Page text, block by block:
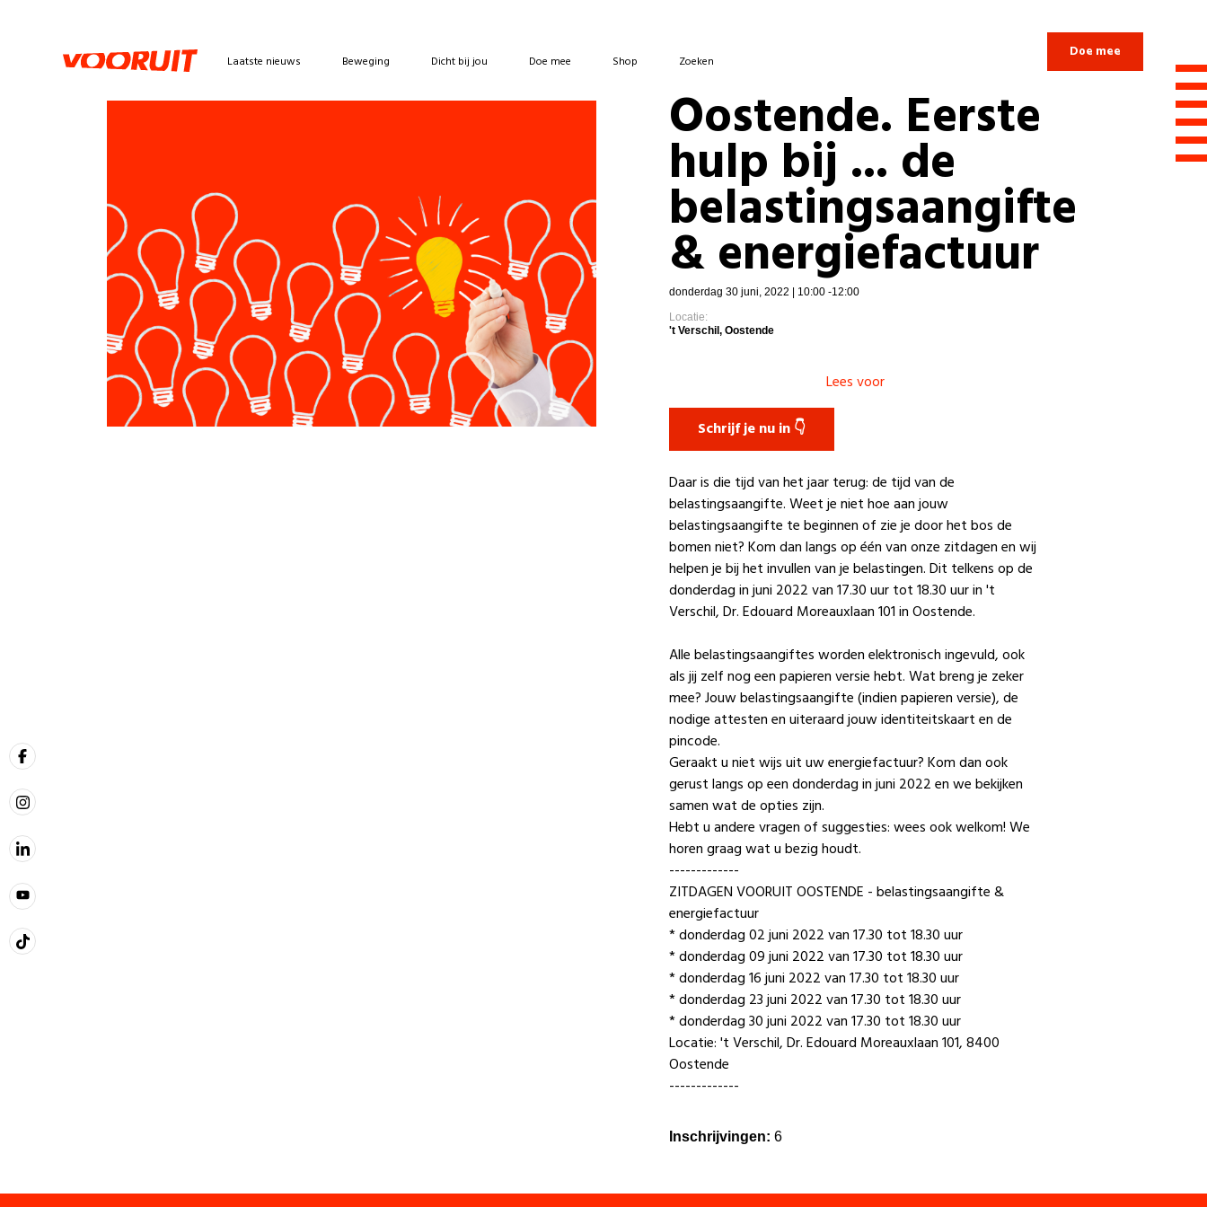
Laatste nieuws Beweging Dicht bij jou Doe mee Shop Zoeken
Doe mee
Oostende. Eerste
hulp bij ... de
belastingsaangifte
& energiefactuur
donderdag 30 juni, 2022 | 10:00 -12:00
Locatie:
't Verschil, Oostende
Lees voor
Schrijf je nu in 👇
Daar is die tijd van het jaar terug: de tijd van de
belastingsaangifte. Weet je niet hoe aan jouw
belastingsaangifte te beginnen of zie je door het bos de
bomen niet? Kom dan langs op één van onze zitdagen en wij
helpen jebij het invullen van je belastingen. Dit telkens op de
donderdag in juni 2022 van 17.30 uur tot 18.30 uur in 't
Verschil, Dr. Edouard Moreauxlaan 101 in Oostende.
Alle belastingsaangiftes worden elektronisch ingevuld, ook
als jij zelf nog een papieren versie hebt. Wat breng je zeker
mee? Jouw belastingsaangifte (indien papieren versie), de
nodige attesten en uiteraard jouw identiteitskaart en de
pincode.
Geraakt u niet wijs uit uw energiefactuur? Kom dan ook
gerust langs op een donderdag in juni 2022 en we bekijken
samen wat de opties zijn.
Hebt u andere vragen of suggesties: wees ook welkom! We
horen graag wat u bezig houdt.
-------------
ZITDAGEN VOORUIT OOSTENDE - belastingsaangifte &
energiefactuur
* donderdag 02 juni 2022 van 17.30 tot 18.30 uur
* donderdag 09 juni 2022 van 17.30 tot 18.30 uur
* donderdag 16 juni 2022 van 17.30 tot 18.30 uur
* donderdag 23 juni 2022 van 17.30 tot 18.30 uur
* donderdag 30 juni 2022 van 17.30 tot 18.30 uur
Locatie: 't Verschil, Dr. Edouard Moreauxlaan 101, 8400
Oostende
-------------
Inschrijvingen: 6